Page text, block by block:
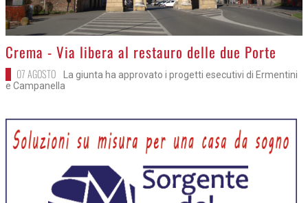
>
Crema - Via libera al restauro delle due Porte
07 AGOSTO
La giunta ha approvato i progetti esecutivi di Ermentini
e Campanella